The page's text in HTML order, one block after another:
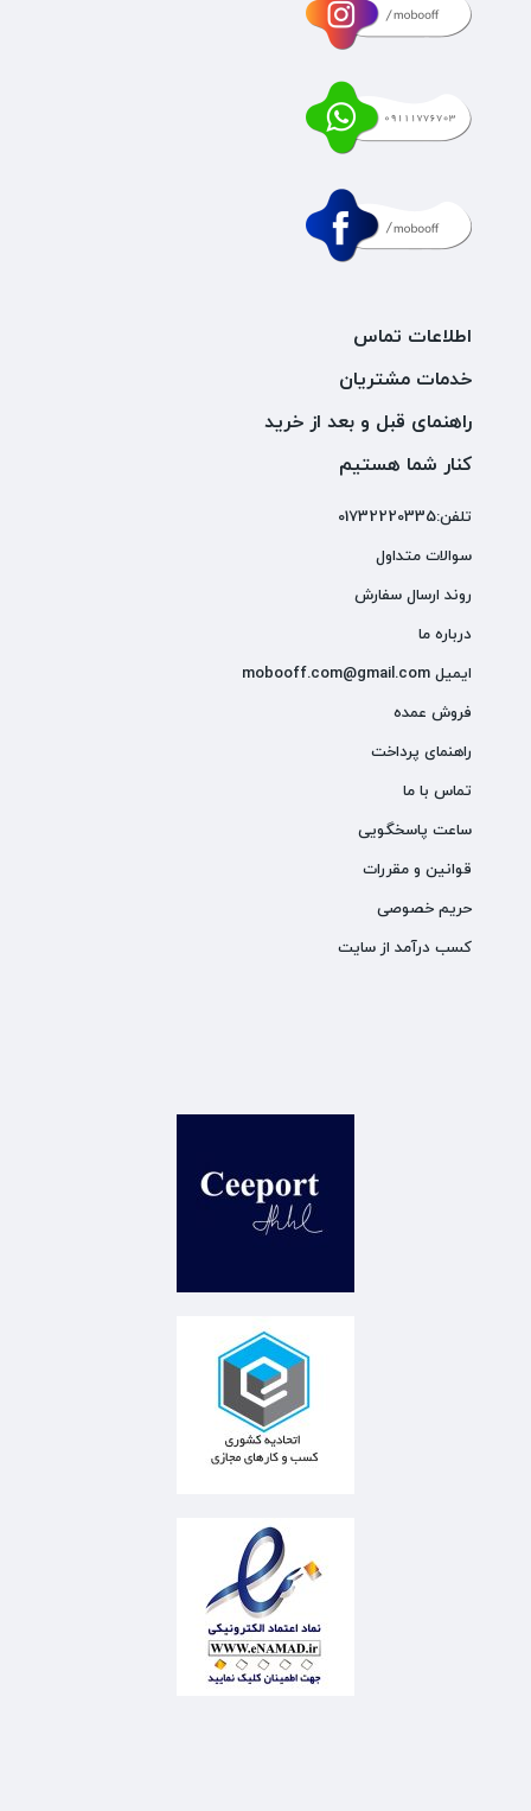
اطلاعات تماس
خدمات مشتریان
راهنمای قبل و بعد از خرید
کنار شما هستیم
تلفن:01732220335
سوالات متداول
روند ارسال سفارش
درباره ما
ایمیل mobooff.com@gmail.com
فروش عمده
راهنمای پرداخت
تماس با ما
ساعت پاسخگویی
قوانین و مقررات
حریم خصوصی
کسب درآمد از سایت